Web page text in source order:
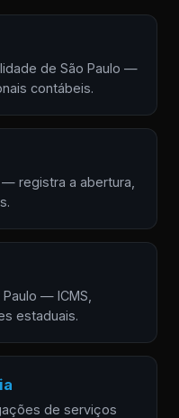
de São Paulo —
contábeis.
registra a abertura,
— ICMS,
estaduais.
de serviços